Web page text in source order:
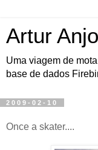
Artur
Uma viagem de
base de dados
2009-02-10
Once a skater....